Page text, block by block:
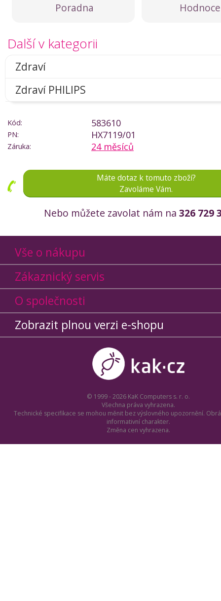
Poradna
Další v kategorii
Zdraví
Zdraví PHILIPS
Kód: 583610
PN: HX7119/01
Záruka: 24 měsíců
Máte dotaz k tomuto zboží?
Zavoláme Vám.
Nebo můžete zavolat nám na 326 729
Vše o nákupu
Zákaznický servis
O společnosti
Zobrazit plnou verzi e-shopu
© 1999 - 2026 KaK Computers s. r. o.
Všechna práva vyhrazena.
Technické specifikace se mohou měnit bez výslovného upozornění.
informativní charakter.
Změna cen vyhrazena.